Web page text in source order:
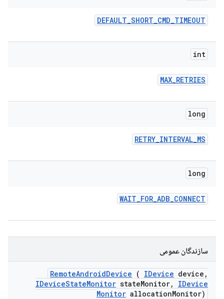
DEFAULT_SHORT_CMD_TIMEOUT
int
MAX_RETRIES
long
RETRY_INTERVAL_MS
long
WAIT_FOR_ADB_CONNECT
سازندگان عمومی
RemoteAndroidDevice ( IDevice device ,
IDeviceStateMonitor stateMonitor,
IDevice
Monitor allocationMonitor)